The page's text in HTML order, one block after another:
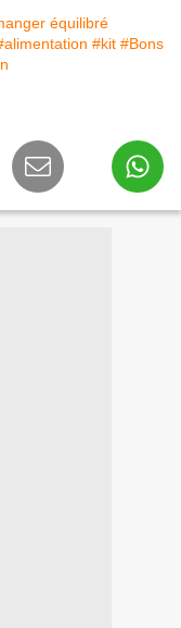
équilibré
#kit #Bons